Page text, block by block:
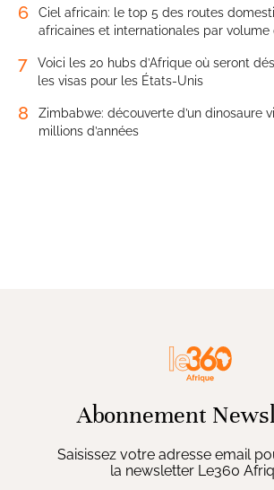
6
Ciel africain: le top 5 des routes
africaines et internationales par volume
7
Voici les 20 hubs d’Afrique où seront
les visas pour les États-Unis
8
Zimbabwe: découverte d’un dinosaure
millions d’années
Abonnement
Saisissez votre adresse email
la newsletter Le360